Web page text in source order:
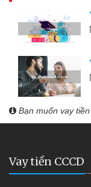
Bạn muốn vay
Vay tiền CCCD